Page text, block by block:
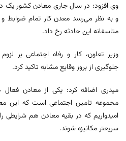
وی افزود: در سال جاری معادن کشور یک
و به نظر می‌رسد معدن کار تمام ضوابط و
متاسفانه این حادثه رخ داد.
وزیر تعاون، کار و رفاه اجتماعی بر
جلوگیری از بروز وقایع مشابه تاکید کرد.
میدری اضافه کرد: یکی از معادن
مجموعه تامین اجتماعی است که این
امیدواریم که در بقیه معادن هم شرایطی
سریعتر مکانیزه شوند.